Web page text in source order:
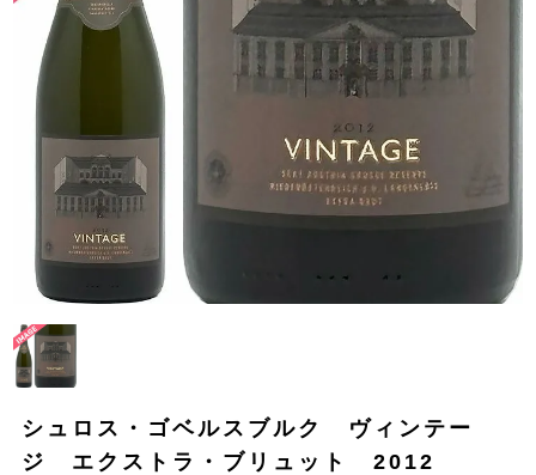
シュロス・ゴベルスブルク ヴィンテー
ジ エクストラ・ブリュット 2012